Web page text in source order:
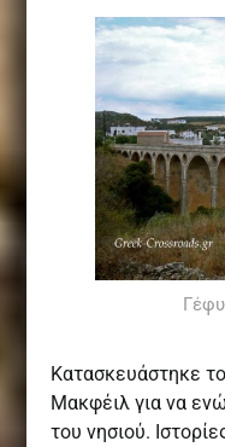
Κατασκευάστηκε
Μακφέιλ για να
του νησιού.